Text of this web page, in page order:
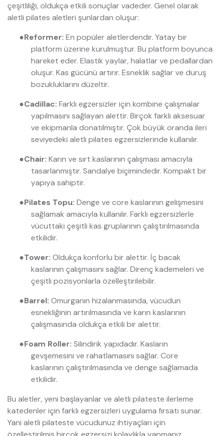
çeşitliliği, oldukça etkili sonuçlar vadeder. Genel olarak
aletli pilates aletleri şunlardan oluşur:
●Reformer: En popüler aletlerdendir. Yatay bir
platform üzerine kurulmuştur. Bu platform boyunca
hareket eder. Elastik yaylar, halatlar ve pedallardan
oluşur. Kas gücünü artırır. Esneklik sağlar ve duruş
bozukluklarını düzeltir.
●Cadillac: Farklı egzersizler için kombine çalışmalar
yapılmasını sağlayan alettir. Birçok farklı aksesuar
ve ekipmanla donatılmıştır. Çok büyük oranda ileri
seviyedeki aletli pilates egzersizlerinde kullanılır.
●Chair: Karın ve sırt kaslarının çalışması amacıyla
tasarlanmıştır. Sandalye biçimindedir. Kompakt bir
yapıya sahiptir.
●Pilates Topu: Denge ve core kaslarının gelişmesini
sağlamak amacıyla kullanılır. Farklı egzersizlerle
vücuttaki çeşitli kas gruplarının çalıştırılmasında
etkilidir.
●Tower: Oldukça konforlu bir alettir. İç bacak
kaslarının çalışmasını sağlar. Direnç kademeleri ve
çeşitli pozisyonlarla özelleştirilebilir.
●Barrel: Omurganın hizalanmasında, vücudun
esnekliğinin artırılmasında ve karın kaslarının
çalışmasında oldukça etkili bir alettir.
●Foam Roller: Silindirik yapıdadır. Kasların
gevşemesini ve rahatlamasını sağlar. Core
kaslarının çalıştırılmasında ve denge sağlamada
etkilidir.
Bu aletler, yeni başlayanlar ve aletli pilateste ilerleme
katedenler için farklı egzersizleri uygulama fırsatı sunar.
Yani aletli pilateste vücudunuz ihtiyaçları için